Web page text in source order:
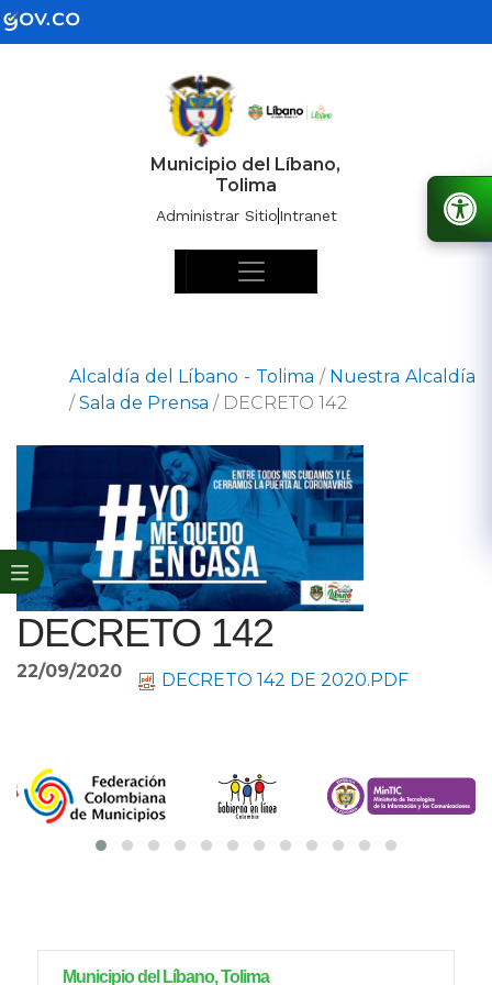
Municipio del Líbano,
Tolima
Administrar SitioIntranet
Alcaldía del Líbano - Tolima / Nuestra Alcaldía
/ Sala de Prensa / DECRETO 142
DECRETO 142
22/09/2020 DECRETO 142 DE 2020.PDF
Municipio del Líbano, Tolima